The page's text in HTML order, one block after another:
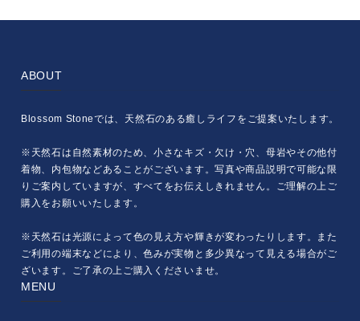
ABOUT
Blossom Stoneでは、天然石のある癒しライフをご提案いたします。
※天然石は自然素材のため、小さなキズ・欠け・穴、母岩やその他付
着物、内包物などあることがございます。写真や商品説明で可能な限
りご案内していますが、すべてをお伝えしきれません。ご理解の上ご
購入をお願いいたします。
※天然石は光源によって色の見え方や輝きが変わったりします。また
ご利用の端末などにより、色みが実物と多少異なって見える場合がご
ざいます。ご了承の上ご購入くださいませ。
MENU